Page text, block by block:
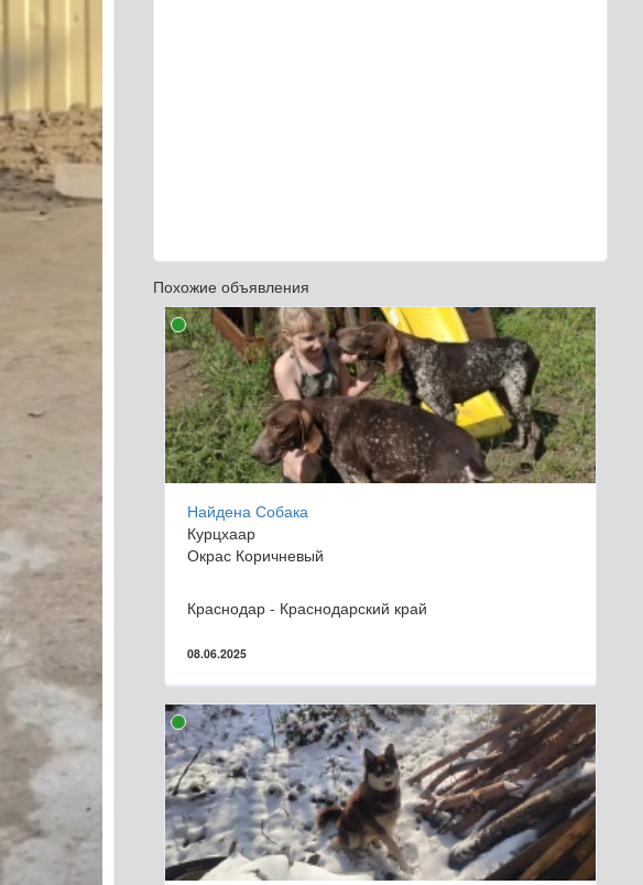
Похожие объявления
Найдена Собака
Курцхаар
Окрас Коричневый
Краснодар - Краснодарский край
08.06.2025